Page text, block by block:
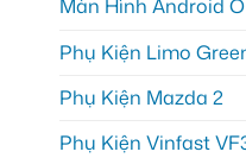
Màn Hình Android
Phụ Kiện Limo
Phụ Kiện Mazda 2
Phụ Kiện Vinfast